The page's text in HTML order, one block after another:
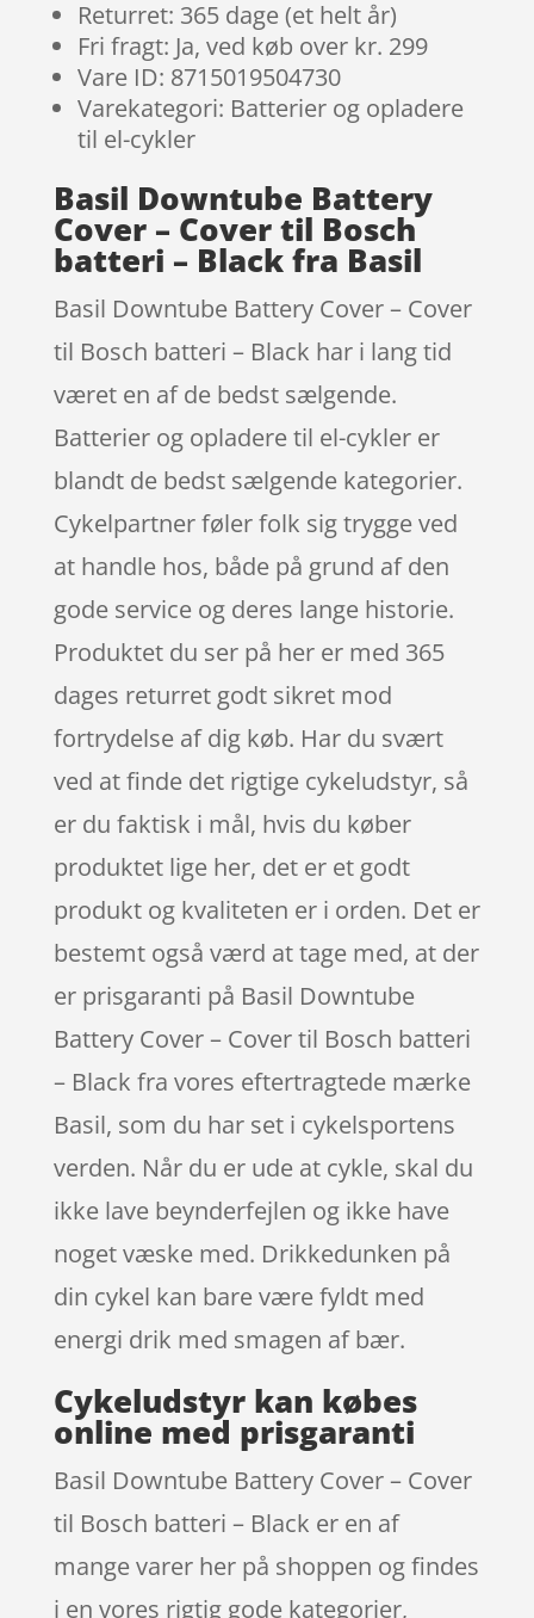
Returret: 365 dage (et helt år)
Fri fragt: Ja, ved køb over kr. 299
Vare ID: 8715019504730
Varekategori: Batterier og opladere
til el-cykler
Basil Downtube Battery
Cover – Cover til Bosch
batteri – Black fra Basil
Basil Downtube Battery Cover – Cover
til Bosch batteri – Black har i lang tid
været en af de bedst sælgende.
Batterier og opladere til el-cykler er
blandt de bedst sælgende kategorier.
Cykelpartner føler folk sig trygge ved
at handle hos, både på grund af den
gode service og deres lange historie.
Produktet du ser på her er med 365
dages returret godt sikret mod
fortrydelse af dig køb. Har du svært
ved at finde det rigtige cykeludstyr, så
er du faktisk i mål, hvis du køber
produktet lige her, det er et godt
produkt og kvaliteten er i orden. Det er
bestemt også værd at tage med, at der
er prisgaranti på Basil Downtube
Battery Cover – Cover til Bosch batteri
– Black fra vores eftertragtede mærke
Basil, som du har set i cykelsportens
verden. Når du er ude at cykle, skal du
ikke lave beynderfejlen og ikke have
noget væske med. Drikkedunken på
din cykel kan bare være fyldt med
energi drik med smagen af bær.
Cykeludstyr kan købes
online med prisgaranti
Basil Downtube Battery Cover – Cover
til Bosch batteri – Black er en af
mange varer her på shoppen og findes
i en vores rigtig gode kategorier,